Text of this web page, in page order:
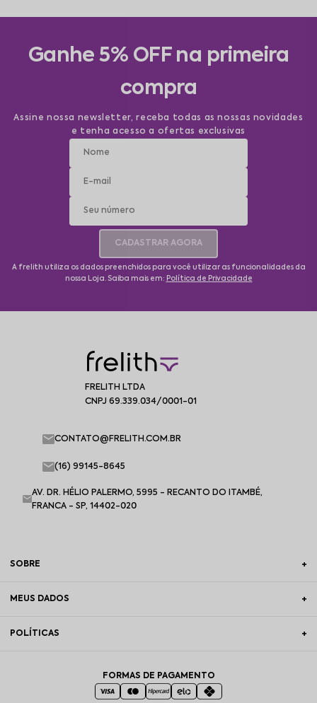
Ganhe 5% OFF na primeira
compra
Assine nossa newsletter, receba todas as nossas novidades
e tenha acesso a ofertas exclusivas
CADASTRAR AGORA
A frelith utiliza os dados preenchidos para você utilizar as funcionalidades da
nossa Loja. Saiba mais em: Política de Privacidade
FRELITH LTDA
CNPJ 69.339.034/0001-01
CONTATO@FRELITH.COM.BR
(16) 99145-8645
AV. DR. HÉLIO PALERMO, 5995 - RECANTO DO ITAMBÉ,
FRANCA - SP, 14402-020
SOBRE
MEUS DADOS
POLÍTICAS
FORMAS DE PAGAMENTO